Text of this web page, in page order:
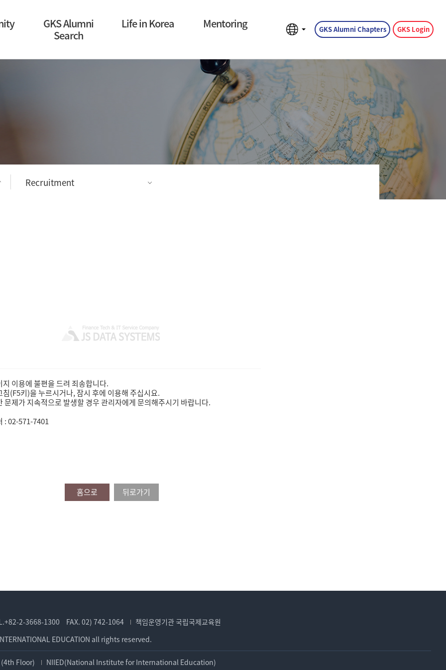
GKS Alumni
Search
Life in Korea Mentoring GKS Alumni Chapters GKS Login
Recruitment
지 이용에 불편을 드려 죄송합니다.
침(F5키)을 누르시거나, 잠시 후에 이용해 주십시요.
문제가 지속적으로 발생할 경우 관리자에게 문의해주시기 바랍니다.
: 02-571-7401
홈으로 뒤로가기
2-3668-1300 FAX. 02) 742-1064
책임운영기관 국립국제교육원
EDUCATION all rights reserved.
Floor)
NIIED(National Institute for International Education)